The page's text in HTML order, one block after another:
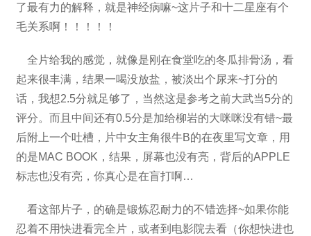
了最有力的解释，就是神经病嘛~这片子和十二星座有个
毛关系啊！！！！！
全片给我的感觉，就像是刚在食堂吃的冬瓜排骨汤，看
起来很丰满，结果一喝没放盐，被淡出个尿来~打分的
话，我想2.5分就足够了，当然这是参考之前大武当5分的
评分。而且中间还有0.5分是加给柳岩的大咪咪没有错~最
后附上一个吐槽，片中女主角很牛B的在夜里写文章，用
的是MAC BOOK，结果，屏幕也没有亮，背后的APPLE
标志也没有亮，你真心是在盲打啊…
看这部片子，的确是锻炼忍耐力的不错选择~如果你能
忍着不用快进看完全片，或者到电影院去看（你想快进也